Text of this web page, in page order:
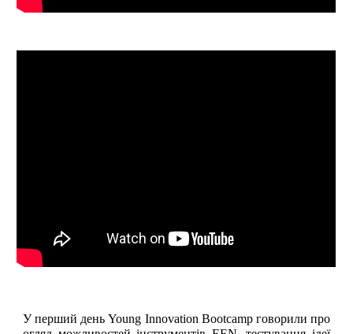
У перший день Young Innovation Bootcamp говорили про